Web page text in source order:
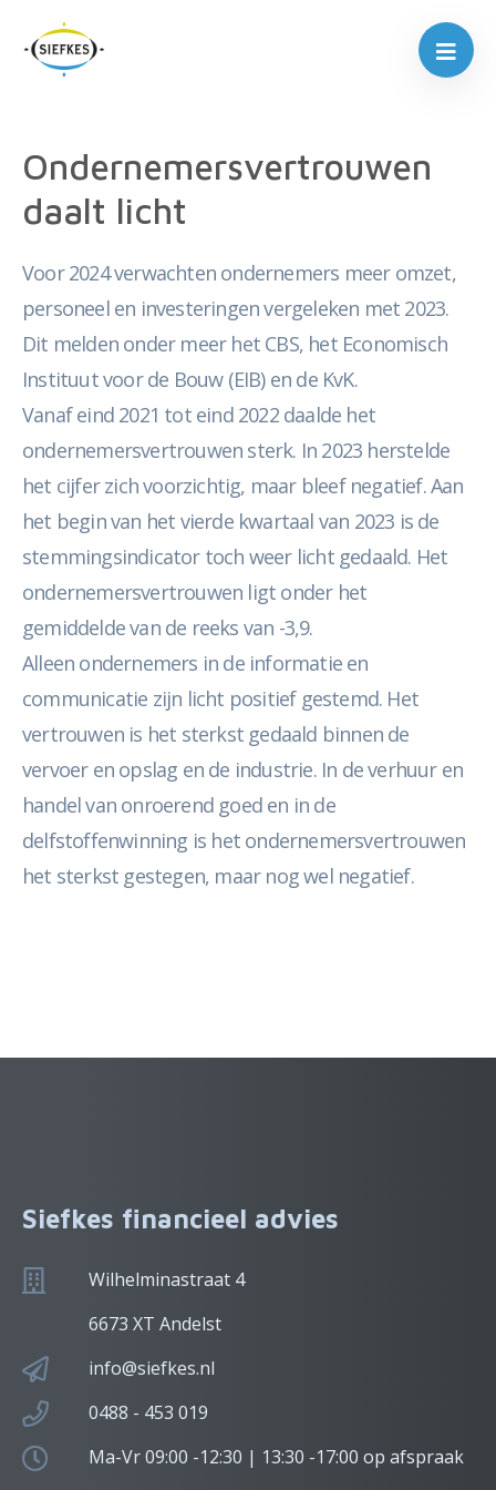
Ondernemersvertrouwen
daalt licht
Voor 2024 verwachten ondernemers meer omzet,
personeel en investeringen vergeleken met 2023.
Dit melden onder meer het CBS, het Economisch
Instituut voor de Bouw (EIB) en de KvK.
Vanaf eind 2021 tot eind 2022 daalde het
ondernemersvertrouwen sterk. In 2023 herstelde
het cijfer zich voorzichtig, maar bleef negatief. Aan
het begin van het vierde kwartaal van 2023 is de
stemmingsindicator toch weer licht gedaald. Het
ondernemersvertrouwen ligt onder het
gemiddelde van de reeks van -3,9.
Alleen ondernemers in de informatie en
communicatie zijn licht positief gestemd. Het
vertrouwen is het sterkst gedaald binnen de
vervoer en opslag en de industrie. In de verhuur en
handel van onroerend goed en in de
delfstoffenwinning is het ondernemersvertrouwen
het sterkst gestegen, maar nog wel negatief.
Siefkes financieel advies
Wilhelminastraat 4
6673 XT Andelst
info@siefkes.nl
0488 - 453 019
Ma-Vr 09:00 -12:30 | 13:30 -17:00 op afspraak